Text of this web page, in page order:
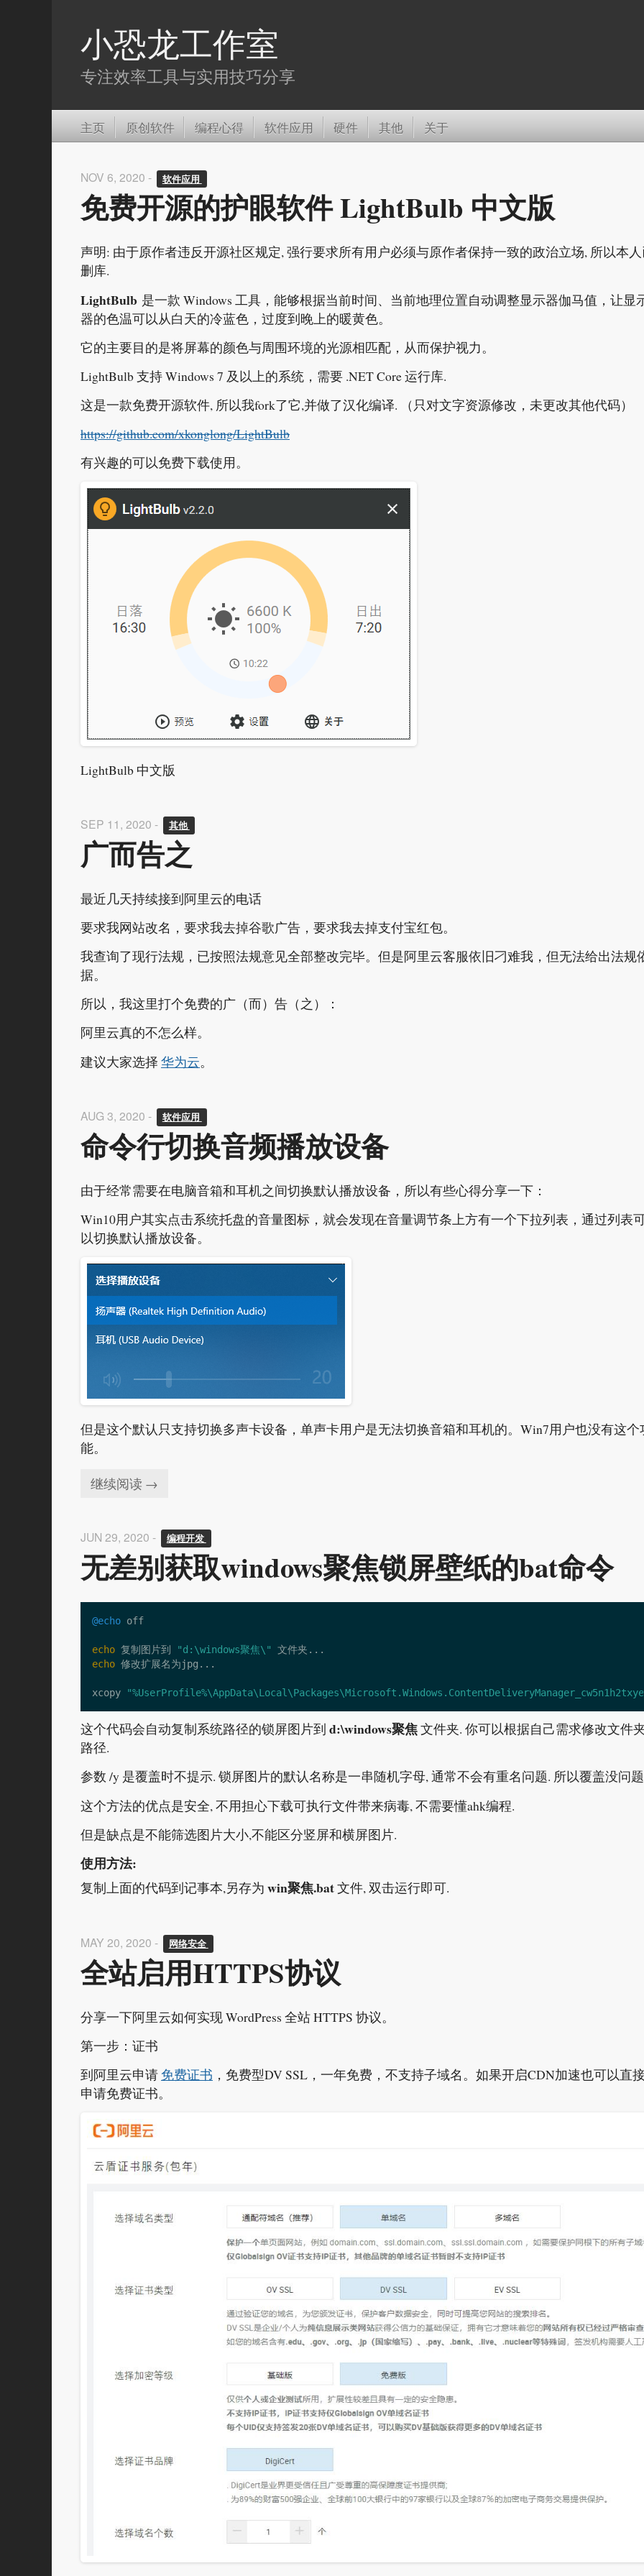
小恐龙工作室
专注效率工具与实用技巧分享
主页 原创软件 编程心得 软件应用 硬件 其他 关于
NOV 6, 2020 - 软件应用
免费开源的护眼软件 LightBulb 中文版
声明: 由于原作者违反开源社区规定, 强行要求所有用户必须与原作者保持一致的政治立场, 所以本
删库.
LightBulb 是一款 Windows 工具，能够根据当前时间、当前地理位置自动调整显示器伽马值，让显
器的色温可以从白天的冷蓝色，过度到晚上的暖黄色。
它的主要目的是将屏幕的颜色与周围环境的光源相匹配，从而保护视力。
LightBulb 支持 Windows 7 及以上的系统，需要 .NET Core 运行库.
这是一款免费开源软件, 所以我fork了它,并做了汉化编译. （只对文字资源修改，未更改其他代码）
https://github.com/xkonglong/LightBulb
有兴趣的可以免费下载使用。
LightBulb 中文版
SEP 11, 2020 - 其他
广而告之
最近几天持续接到阿里云的电话
要求我网站改名，要求我去掉谷歌广告，要求我去掉支付宝红包。
我查询了现行法规，已按照法规意见全部整改完毕。但是阿里云客服依旧刁难我，但无法给出法规
据。
所以，我这里打个免费的广（而）告（之）：
阿里云真的不怎么样。
建议大家选择 华为云。
AUG 3, 2020 - 软件应用
命令行切换音频播放设备
由于经常需要在电脑音箱和耳机之间切换默认播放设备，所以有些心得分享一下：
Win10用户其实点击系统托盘的音量图标，就会发现在音量调节条上方有一个下拉列表，通过列表
以切换默认播放设备。
但是这个默认只支持切换多声卡设备，单声卡用户是无法切换音箱和耳机的。Win7用户也没有这个
能。
继续阅读 →
JUN 29, 2020 - 编程开发
无差别获取windows聚焦锁屏壁纸的bat命令
@echo
echo 复制图片到 "d:\windows聚焦\"
echo
xcopy
这个代码会自动复制系统路径的锁屏图片到 d:\windows聚焦文件夹. 你可以根据自己需求修改文件
路径.
参数 /y 是覆盖时不提示. 锁屏图片的默认名称是一串随机字母, 通常不会有重名问题. 所以覆盖没问
这个方法的优点是安全, 不用担心下载可执行文件带来病毒, 不需要懂ahk编程.
但是缺点是不能筛选图片大小,不能区分竖屏和横屏图片.
使用方法:
复制上面的代码到记事本,另存为 win聚焦.bat文件, 双击运行即可.
MAY 20, 2020 - 网络安全
全站启用HTTPS协议
分享一下阿里云如何实现 WordPress 全站 HTTPS 协议。
第一步：证书
到阿里云申请 免费证书 ，免费型DV SSL，一年免费，不支持子域名。如果开启CDN加速也可以直
申请免费证书。